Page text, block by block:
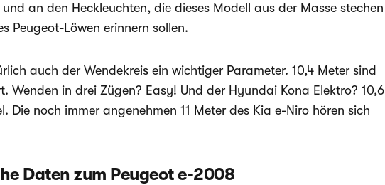
an den Heckleuchten, die dieses Modell aus der Masse stechen
Peugeot-Löwen erinnern sollen.
auch der Wendekreis ein wichtiger Parameter. 10,4 Meter sind
Wenden in drei Zügen? Easy! Und der Hyundai Kona Elektro? 10,6
Die noch immer angenehmen 11 Meter des Kia e-Niro hören sich
Daten zum Peugeot e-2008